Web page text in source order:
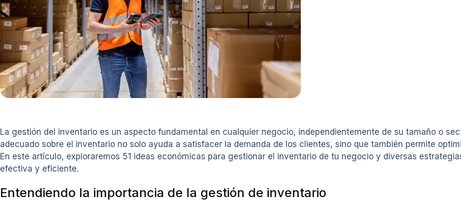
La gestión del inventario es un aspecto fundamental en cualquier negocio, independientemente de su tamaño o
adecuado sobre el inventario no solo ayuda a satisfacer la demanda de los clientes, sino que también permite
En este artículo, exploraremos 51 ideas económicas para gestionar el inventario de tu negocio y diversas
efectiva y eficiente.
Entendiendo la importancia de la gestión de inventario